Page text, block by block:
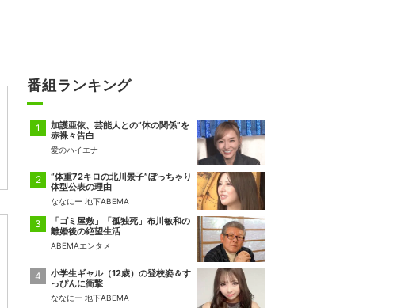
番組ランキング
加護亜依、芸能人との“体の関係”を
赤裸々告白
愛のハイエナ
“体重72キロの北川景子”ぽっちゃり
体型公表の理由
ななにー 地下ABEMA
「ゴミ屋敷」「孤独死」布川敏和の
離婚後の絶望生活
ABEMAエンタメ
小学生ギャル（12歳）の登校姿＆す
っぴんに衝撃
ななにー 地下ABEMA